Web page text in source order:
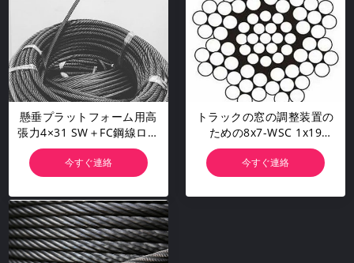
懸垂プラットフォーム用高
張力4×31 SW＋FC鋼線ロー
プ
今すぐ連絡
トラックの窓の調整装置の
ための8x7-WSC 1x19
1.5mmのステンレス鋼 ケ
ーブル
今すぐ連絡